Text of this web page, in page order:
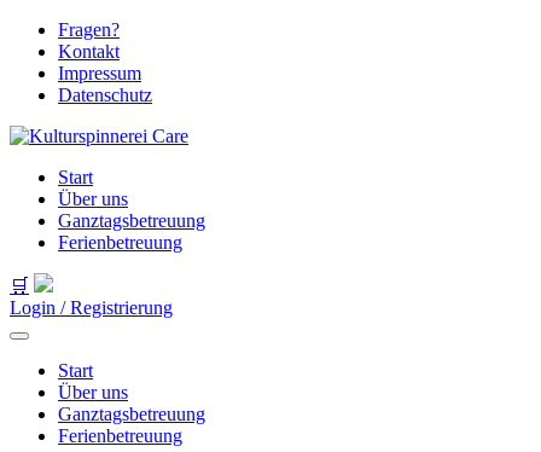
Fragen?
Kontakt
Impressum
Datenschutz
Start
Über uns
Ganztagsbetreuung
Ferienbetreuung
🛒
Login / Registrierung
Start
Über uns
Ganztagsbetreuung
Ferienbetreuung